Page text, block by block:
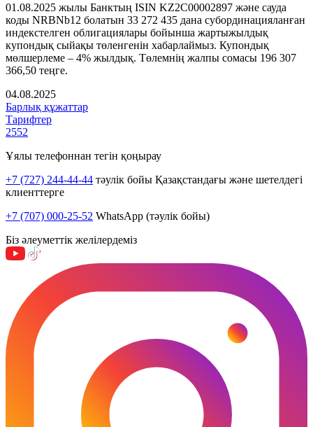
01.08.2025 жылы Банктың ISIN KZ2C00002897 және сауда
коды NRBNb12 болатын 33 272 435 дана субординацияланған
индекстелген облигациялары бойынша жартыжылдық
купондық сыйақы төленгенін хабарлаймыз. Купондық
мөлшерлеме – 4% жылдық. Төлемнің жалпы сомасы 196 307
366,50 теңге.
04.08.2025
Барлық құжаттар
Тарифтер
2552
Ұялы телефоннан тегін қоңырау
+7 (727) 244-44-44 тәулік бойы Қазақстандағы және шетелдегі
клиенттерге
+7 (707) 000-25-52 WhatsApp (тәулік бойы)
Біз әлеуметтік желілердеміз